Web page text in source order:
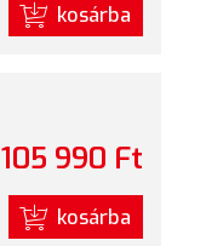
kosárba
105 990 Ft
kosárba